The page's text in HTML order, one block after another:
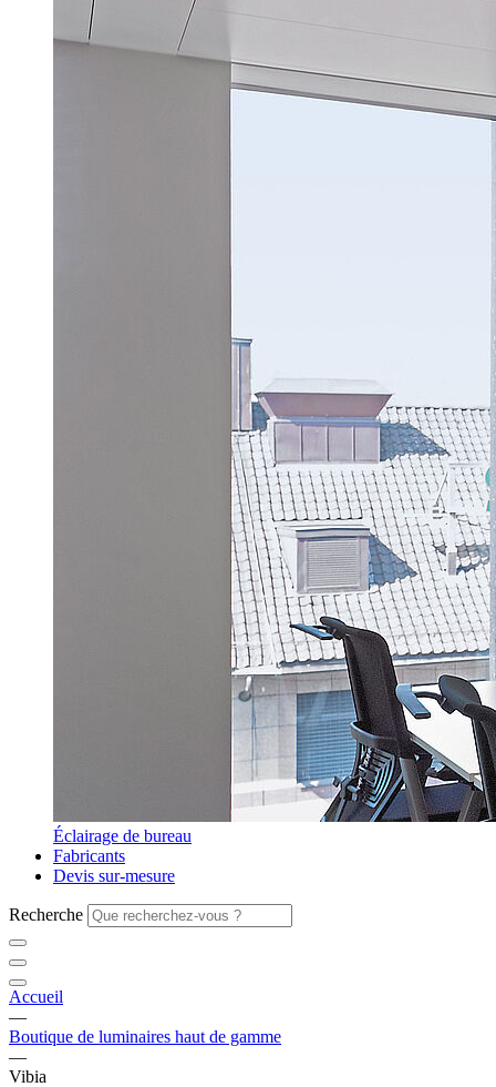
Éclairage de bureau
Fabricants
Devis sur-mesure
Recherche
Accueil
—
Boutique de luminaires haut de gamme
—
Vibia